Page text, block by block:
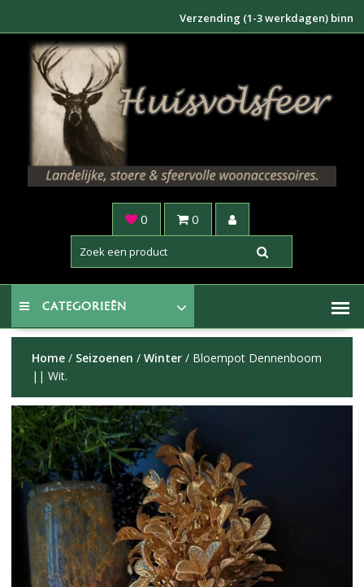
inhoud
Verzending (1-3 werkdagen) binnen
0 0
CATEGORIEËN
Home/ Seizoenen / Winter/ Bloempot Dennenboom
|| Wit.